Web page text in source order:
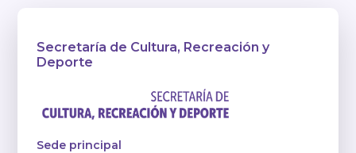
Secretaría de Cultura, Recreación y
Deporte
Sede principal